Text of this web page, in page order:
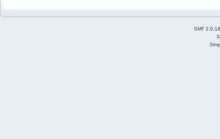
SMF 2.0.18